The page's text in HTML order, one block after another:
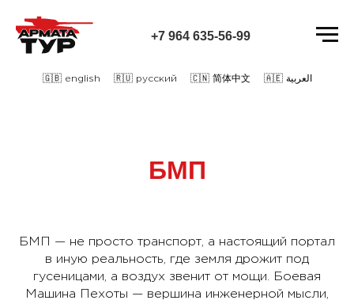
🇬🇧 english 🇷🇺 русский 🇨🇳 简体中文 🇦🇪 العربية
+7 964 635-56-99
БМП
БМП — не просто транспорт, а настоящий портал
в иную реальность, где земля дрожит под
гусеницами, а воздух звенит от мощи. Боевая
Машина Пехоты — вершина инженерной мысли,